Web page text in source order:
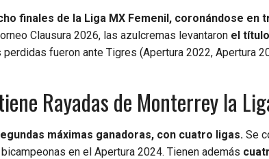
finales de la Liga MX Femenil, coronándose en
Clausura 2026, las azulcremas levantaron el
fueron ante Tigres (Apertura 2022, Apertura
Rayadas de Monterrey la
máximas ganadoras, con cuatro ligas. Se
en el Apertura 2024. Tienen además